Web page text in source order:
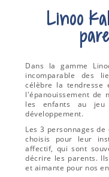
Linoo
Dans la gamme
incomparable des
célèbre la tendresse
l'épanouissement de
les enfants au jeu
développement.
Les 3 personnages
choisis pour leur
affectif, qui sont
décrire les parents.
et aimante pour nos